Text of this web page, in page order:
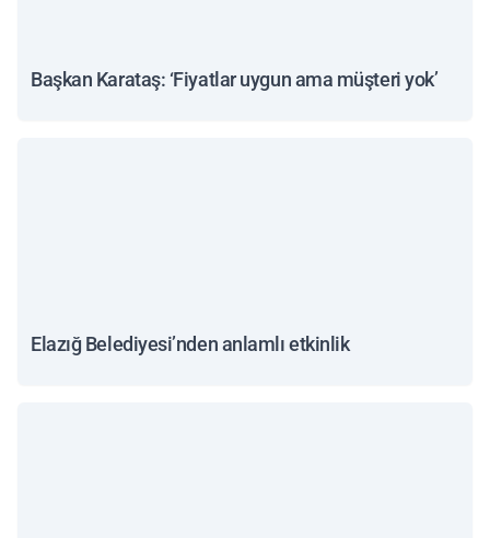
Başkan Karataş: ‘Fiyatlar uygun ama müşteri yok’
Elazığ Belediyesi’nden anlamlı etkinlik